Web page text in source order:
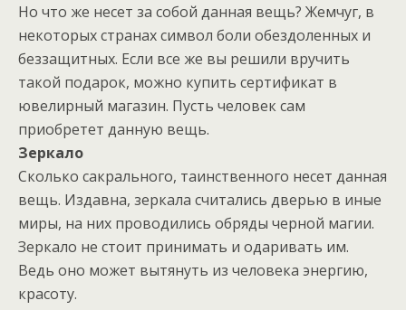
Но что же несет за собой данная вещь? Жемчуг, в
некоторых странах символ боли обездоленных и
беззащитных. Если все же вы решили вручить
такой подарок, можно купить сертификат в
ювелирный магазин. Пусть человек сам
приобретет данную вещь.
Зеркало
Сколько сакрального, таинственного несет данная
вещь. Издавна, зеркала считались дверью в иные
миры, на них проводились обряды черной магии.
Зеркало не стоит принимать и одаривать им.
Ведь оно может вытянуть из человека энергию,
красоту.